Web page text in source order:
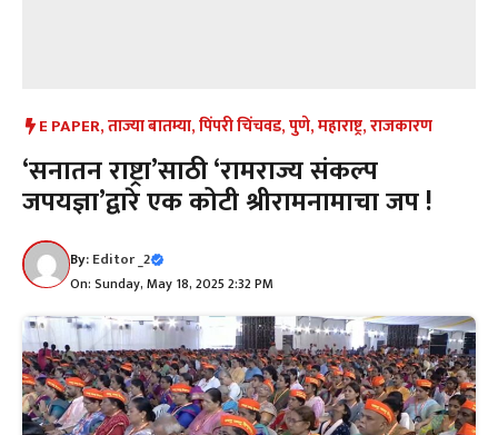
E PAPER,ताज्या बातम्या,पिंपरी चिंचवड,पुणे,महाराष्ट्र,राजकारण
‘सनातन राष्ट्रा’साठी ‘रामराज्य संकल्प
जपयज्ञा’द्वारे एक कोटी श्रीरामनामाचा जप !
By:Editor _2
On: Sunday, May 18, 2025 2:32 PM